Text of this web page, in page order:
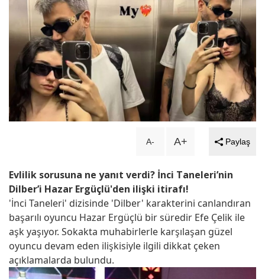
ve çocuklarından veto yedi!
Dengeler alt üst olacak... ‘Uzak
Şehir'in kadrosuna sürpriz isim...!
Kainat güzelinden mutlu haber!
Hamile olduğunu duyurdu...
ameliyat oldu!
Oyuncu Şinası Yurtsever 51
yaşında hayatını kaybetti...
Şenay Gürler, Semih Saygıner'i
A- A+ Paylaş
Evlilik sorusuna ne yanıt verdi? İnci Taneleri’nin
Dilber’i Hazar Ergüçlü'den ilişki itirafı!
'İnci Taneleri' dizisinde 'Dilber' karakterini canlandıran
başarılı oyuncu Hazar Ergüçlü bir süredir Efe Çelik ile
aşk yaşıyor. Sokakta muhabirlerle karşılaşan güzel
oyuncu devam eden ilişkisiyle ilgili dikkat çeken
açıklamalarda bulundu.